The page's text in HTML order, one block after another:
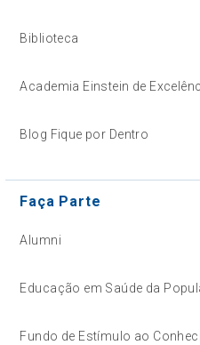
Biblioteca
Academia Einstein de
Blog Fique por Dentro
Faça Parte
Alumni
Educação em Saúde da
Fundo de Estímulo ao